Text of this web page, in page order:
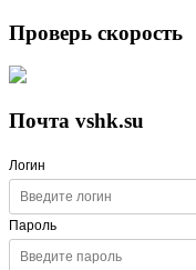
Проверь скорость
Почта vshk.su
Логин
Пароль